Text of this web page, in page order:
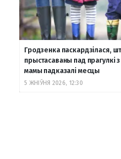
Гродзенка паскардзілася,
прыстасаваны пад прагулкі
мамы падказалі месцы
5 ЖНІЎНЯ 2026, 12:30